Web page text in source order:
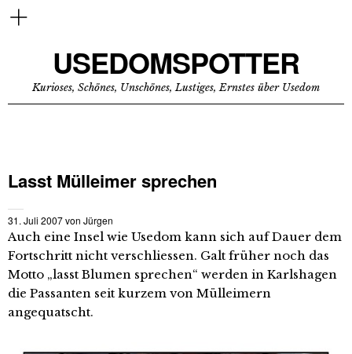
USEDOMSPOTTER
Kurioses, Schönes, Unschönes, Lustiges, Ernstes über Usedom
Lasst Mülleimer sprechen
31. Juli 2007von Jürgen
Auch eine Insel wie Usedom kann sich auf Dauer dem
Fortschritt nicht verschliessen. Galt früher noch das
Motto „lasst Blumen sprechen“ werden in Karlshagen
die Passanten seit kurzem von Mülleimern
angequatscht.